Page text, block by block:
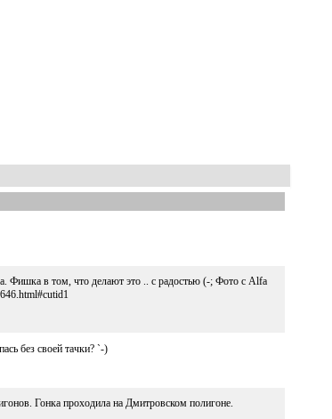
Фишка в том, что делают это .. с радостью (-; Фото с Alfa
без своей тачки? `-)
Гонка проходила на Дмитровском полигоне.